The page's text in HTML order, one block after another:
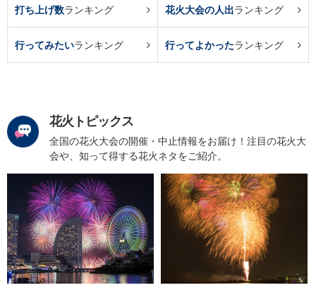
打ち上げ数ランキング 花火大会の人出ランキング
行ってみたいランキング 行ってよかったランキング
花火トピックス
全国の花火大会の開催・中止情報をお届け！注目の花火大
会や、知って得する花火ネタをご紹介。